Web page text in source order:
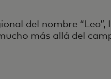
del nombre “Leo”,
más allá del